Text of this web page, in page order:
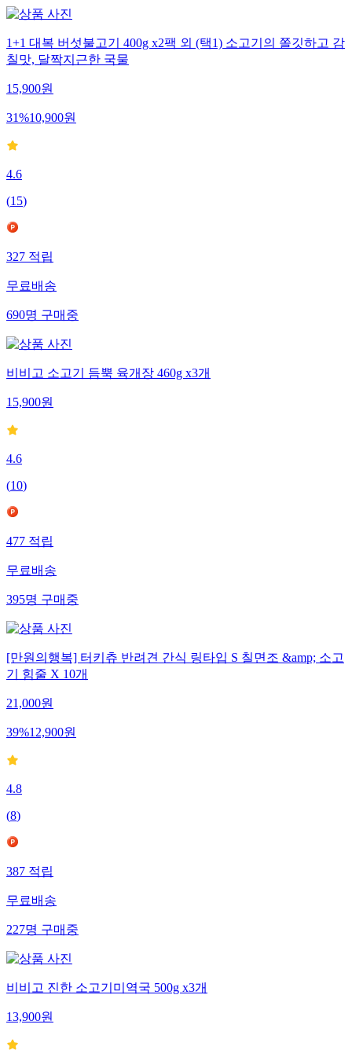
1+1 대복 버섯불고기 400g x2팩 외 (택1) 소고기의 쫄깃하고 감
칠맛, 달짝지근한 국물
15,900원
31%10,900원
4.6
(15)
327적립
무료배송
690명구매중
비비고 소고기 듬뿍 육개장 460g x3개
15,900원
4.6
(10)
477적립
무료배송
395명구매중
[만원의행복] 터키츄 반려견 간식 링타입 S 칠면조 &amp; 소고
기 힘줄 X 10개
21,000원
39%12,900원
4.8
(8)
387적립
무료배송
227명구매중
비비고 진한 소고기미역국 500g x3개
13,900원